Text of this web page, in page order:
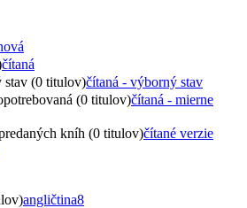
čítaná
stav (0 titulov)čítaná - výborný stav
(0 titulov)čítaná - mierne
kníh (0 titulov)čítané verzie
angličtina8